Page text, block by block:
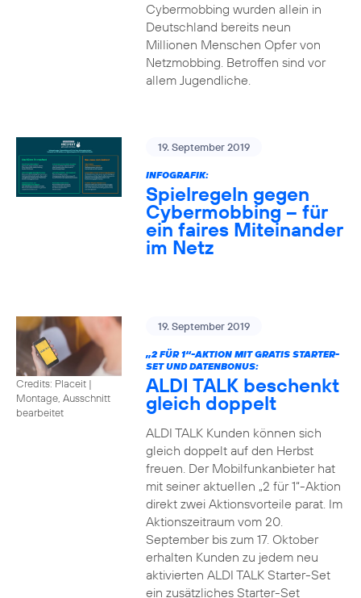
Cybermobbing wurden allein in
Deutschland bereits neun
Millionen Menschen Opfer von
Netzmobbing. Betroffen sind vor
allem Jugendliche.
19. September 2019
INFOGRAFIK:
Spielregeln gegen
Cybermobbing – für
ein faires Miteinander
im Netz
Credits: Placeit |
Montage, Ausschnitt
bearbeitet
19. September 2019
„2 FÜR 1“-AKTION MIT GRATIS STARTER-
SET UND DATENBONUS:
ALDI TALK beschenkt
gleich doppelt
ALDI TALK Kunden können sich
gleich doppelt auf den Herbst
freuen. Der Mobilfunkanbieter hat
mit seiner aktuellen „2 für 1“-Aktion
direkt zwei Aktionsvorteile parat. Im
Aktionszeitraum vom 20.
September bis zum 17. Oktober
erhalten Kunden zu jedem neu
aktivierten ALDI TALK Starter-Set
ein zusätzliches Starter-Set